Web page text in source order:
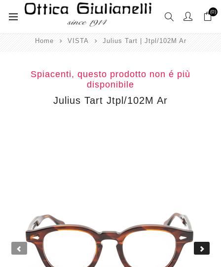
(0)
Home VISTA Julius Tart | Jtpl/102M Ar
Spiacenti, questo prodotto non é più
disponibile
Julius Tart Jtpl/102M Ar